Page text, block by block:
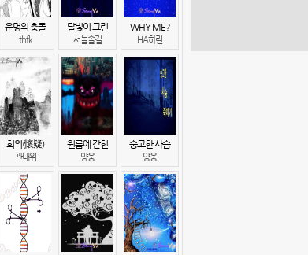
운명의 충돌
thfk
달빛이 그린
서늘솔길
WHY ME?
HA하린
회의(懷疑)
관내위
원룸에 갇힌
양웅
숭고한 사슴
양웅